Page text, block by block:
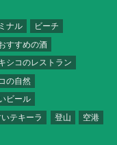
ナル
ビーチ
すすめの酒
シコのレストラン
の自然
ビール
テキーラ 登山
空港